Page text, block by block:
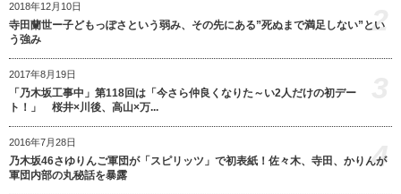
2018年12月10日
寺田蘭世ー子どもっぽさという弱み、その先にある”死ぬまで満足しない”とい
う強み
2
2017年8月19日
「乃木坂工事中」第118回は「今さら仲良くなりた～い2人だけの初デー
ト！」 桜井×川後、高山×万...
2016年7月28日
乃木坂46さゆりんご軍団が「スピリッツ」で初表紙！佐々木、寺田、かりんが
軍団内部の丸秘話を暴露
4